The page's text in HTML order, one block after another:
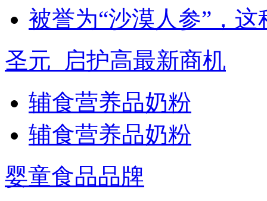
被誉为“沙漠人参”，
圣元_启护高最新商机
辅食营养品奶粉
辅食营养品奶粉
婴童食品品牌